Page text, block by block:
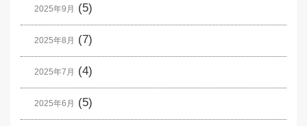
2025年9月 (5)
2025年8月 (7)
2025年7月 (4)
2025年6月 (5)